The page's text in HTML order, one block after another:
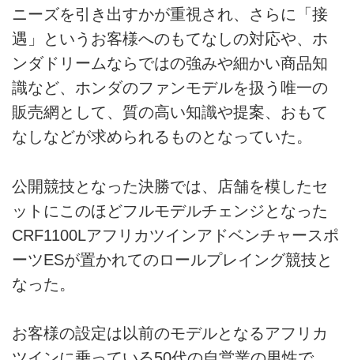
ニーズを引き出すかが重視され、さらに「接
遇」というお客様へのもてなしの対応や、ホ
ンダドリームならではの強みや細かい商品知
識など、ホンダのファンモデルを扱う唯一の
販売網として、質の高い知識や提案、おもて
なしなどが求められるものとなっていた。
公開競技となった決勝では、店舗を模したセ
ットにこのほどフルモデルチェンジとなった
CRF1100Lアフリカツインアドベンチャースポ
ーツESが置かれてのロールプレイング競技と
なった。
お客様の設定は以前のモデルとなるアフリカ